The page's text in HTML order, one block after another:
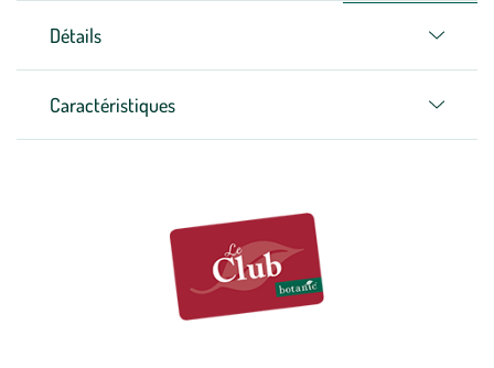
Détails
Caractéristiques